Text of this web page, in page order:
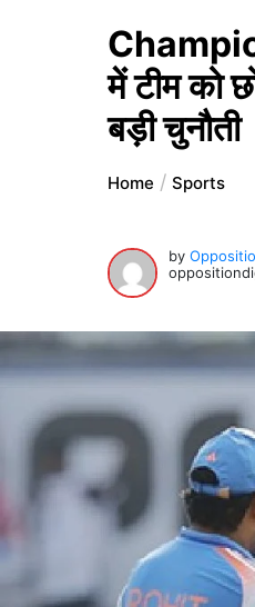
में टीम को
बड़ी चुनौती
Home Sports
by